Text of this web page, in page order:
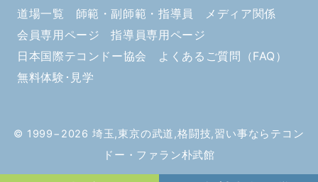
道場一覧
師範・副師範・指導員
メディア関係
会員専用ページ
指導員専用ページ
日本国際テコンドー協会
よくあるご質問（FAQ）
無料体験･見学
© 1999−2026 埼玉,東京の武道,格闘技,習い事ならテコン
ドー・ファラン朴武館